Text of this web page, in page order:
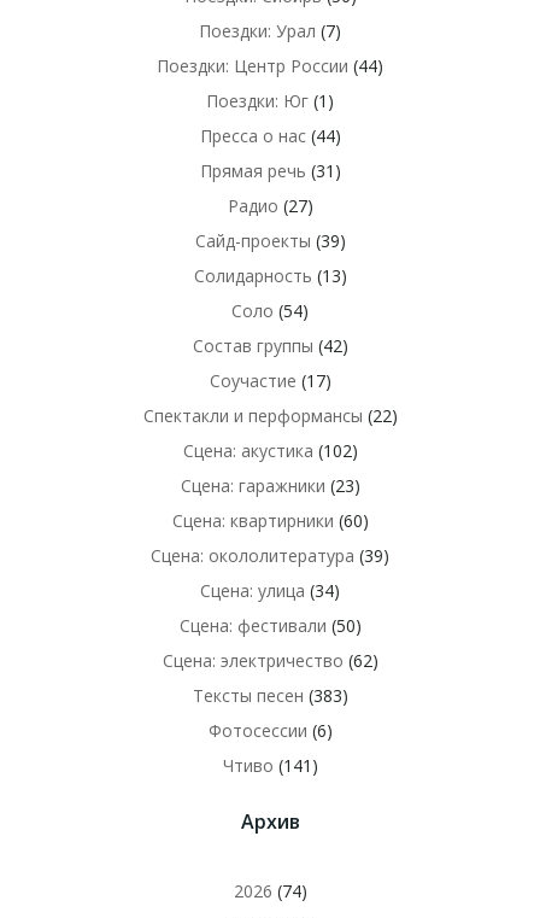
Поездки: Урал (7)
Поездки: Центр России (44)
Поездки: Юг (1)
Пресса о нас(44)
Прямая речь (31)
Радио (27)
Сайд-проекты (39)
Солидарность (13)
Соло (54)
Состав группы (42)
Соучастие (17)
Спектакли и перформансы (22)
Сцена: акустика (102)
Сцена: гаражники (23)
Сцена: квартирники (60)
Сцена: окололитература (39)
Сцена: улица (34)
Сцена: фестивали (50)
Сцена: электричество (62)
Тексты песен (383)
Фотосессии (6)
Чтиво (141)
Архив
2026 (74)